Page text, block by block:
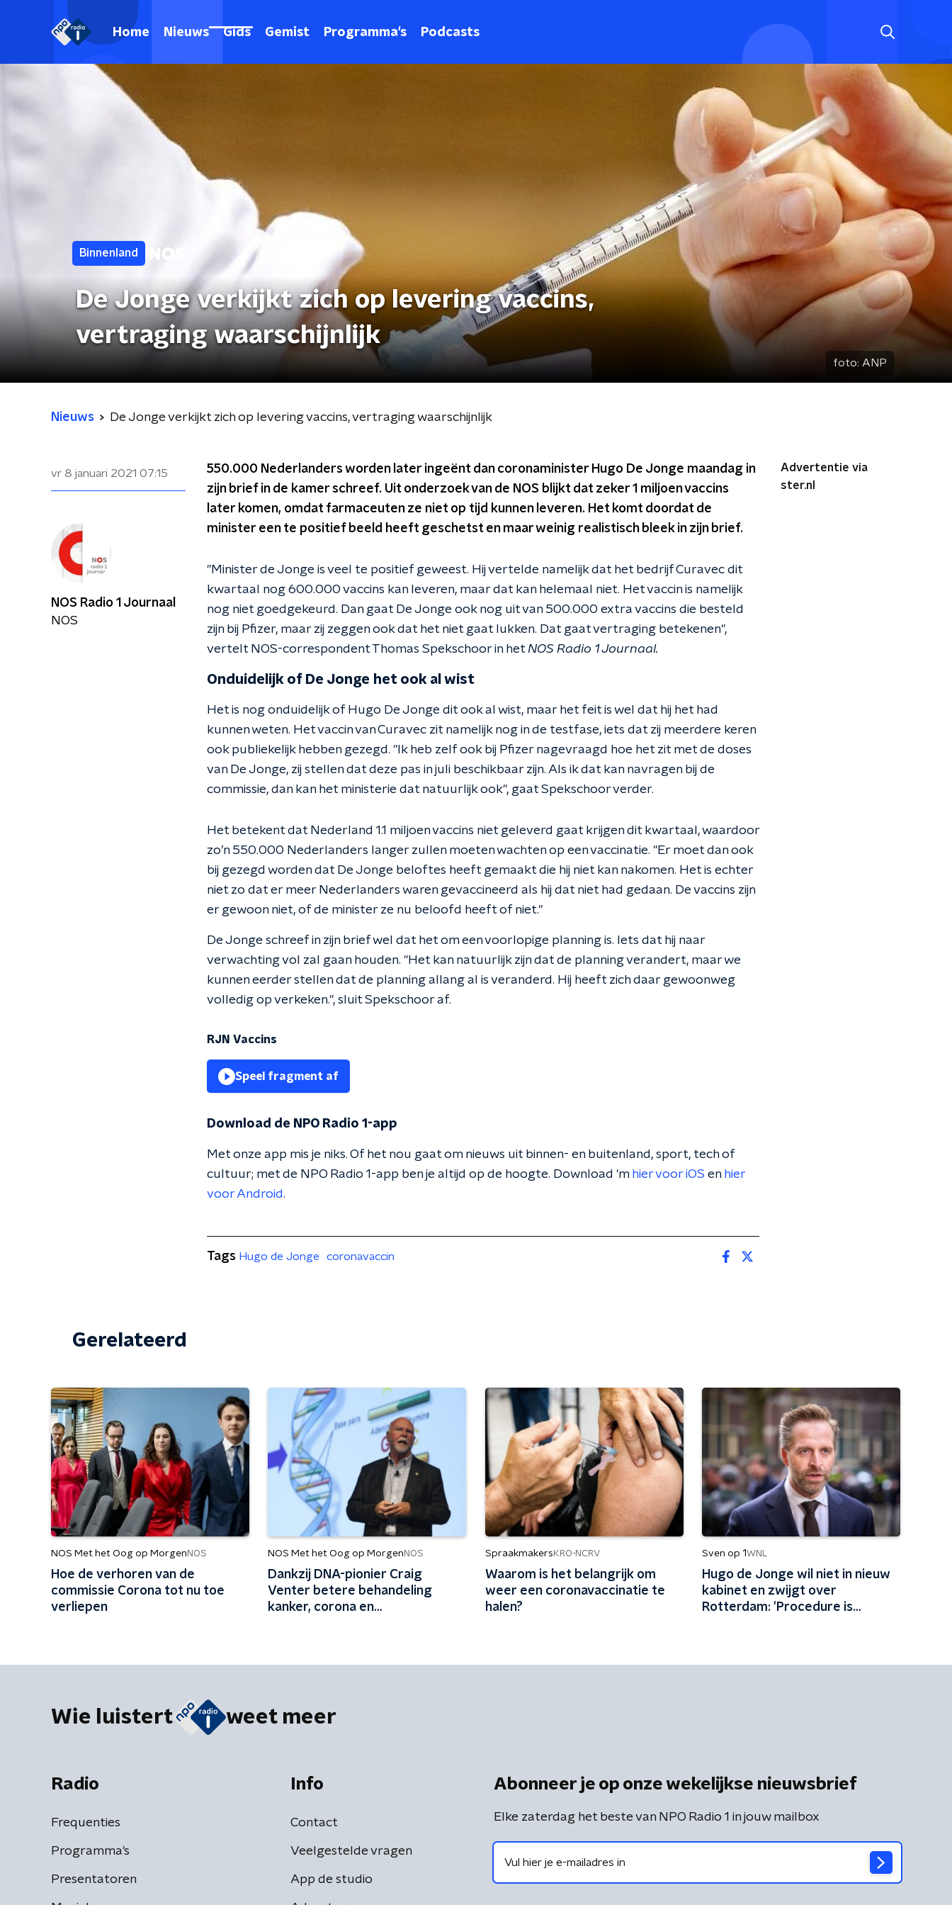
Home Nieuws Gids Gemist Programma's Podcasts
Binnenland
De Jonge verkijkt zich op levering vaccins,
vertraging waarschijnlijk
foto: ANP
Nieuws De Jonge verkijkt zich op levering vaccins, vertraging waarschijnlijk
vr 8 januari 2021 07:15
550.000 Nederlanders worden later ingeënt dan coronaminister Hugo De Jonge maandag in
zijn brief in de kamer schreef. Uit onderzoek van de NOS blijkt dat zeker 1 miljoen vaccins
later komen, omdat farmaceuten ze niet op tijd kunnen leveren. Het komt doordat de
minister een te positief beeld heeft geschetst en maar weinig realistisch bleek in zijn brief.
"Minister de Jonge is veel te positief geweest. Hij vertelde namelijk dat het bedrijf Curavec dit
kwartaal nog 600.000 vaccins kan leveren, maar dat kan helemaal niet. Het vaccin is namelijk
nog niet goedgekeurd. Dan gaat De Jonge ook nog uit van 500.000 extra vaccins die besteld
zijn bij Pfizer, maar zij zeggen ook dat het niet gaat lukken. Dat gaat vertraging betekenen",
vertelt NOS-correspondent Thomas Spekschoor in het NOS Radio 1 Journaal.
Onduidelijk of De Jonge het ook al wist
Het is nog onduidelijk of Hugo De Jonge dit ook al wist, maar het feit is wel dat hij het had
kunnen weten. Het vaccin van Curavec zit namelijk nog in de testfase, iets dat zij meerdere keren
ook publiekelijk hebben gezegd. "Ik heb zelf ook bij Pfizer nagevraagd hoe het zit met de doses
van De Jonge, zij stellen dat deze pas in juli beschikbaar zijn. Als ik dat kan navragen bij de
commissie, dan kan het ministerie dat natuurlijk ook", gaat Spekschoor verder.
Het betekent dat Nederland 1.1 miljoen vaccins niet geleverd gaat krijgen dit kwartaal, waardoor
zo’n 550.000 Nederlanders langer zullen moeten wachten op een vaccinatie. "Er moet dan ook
bij gezegd worden dat De Jonge beloftes heeft gemaakt die hij niet kan nakomen. Het is echter
niet zo dat er meer Nederlanders waren gevaccineerd als hij dat niet had gedaan. De vaccins zijn
er gewoon niet, of de minister ze nu beloofd heeft of niet."
De Jonge schreef in zijn brief wel dat het om een voorlopige planning is. Iets dat hij naar
verwachting vol zal gaan houden. "Het kan natuurlijk zijn dat de planning verandert, maar we
kunnen eerder stellen dat de planning allang al is veranderd. Hij heeft zich daar gewoonweg
volledig op verkeken.", sluit Spekschoor af.
RJN Vaccins
Speel fragment af
Download de NPO Radio 1-app
Met onze app mis je niks. Of het nou gaat om nieuws uit binnen- en buitenland, sport, tech of
cultuur; met de NPO Radio 1-app ben je altijd op de hoogte. Download 'm hier voor iOS en hier
voor Android.
Advertentie via
ster.nl
NOS Radio 1 Journaal
NOS
Tags Hugo de Jonge coronavaccin
Gerelateerd
NOS Met het Oog op Morgen NOS
Hoe de verhoren van de
commissie Corona tot nu toe
verliepen
NOS Met het Oog op Morgen NOS
Dankzij DNA-pionier Craig
Venter betere behandeling
kanker, corona en
Spraakmakers KRO-NCRV
Waarom is het belangrijk om
weer een coronavaccinatie te
halen?
Sven op 1WNL
Hugo de Jonge wil niet in nieuw
kabinet en zwijgt over
Rotterdam: 'Procedure is
Wie luistert weet meer
Radio
Frequenties
Programma's
Presentatoren
Info
Contact
Veelgestelde vragen
App de studio
Abonneer je op onze wekelijkse nieuwsbrief
Elke zaterdag het beste van NPO Radio 1 in jouw mailbox